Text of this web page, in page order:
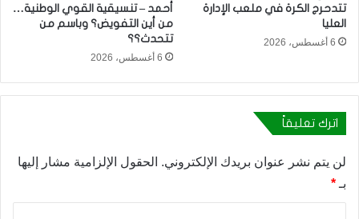
تتدحرج الكرة في ملعب الإدارة
العليا
6 أغسطس، 2026
أحمد – تنسيقية القوي الوطنية…
من أين التفويض؟ وباسم من
تتحدث؟؟
6 أغسطس، 2026
اترك تعليقاً
لن يتم نشر عنوان بريدك الإلكتروني. الحقول الإلزامية مشار إليها
بـ *